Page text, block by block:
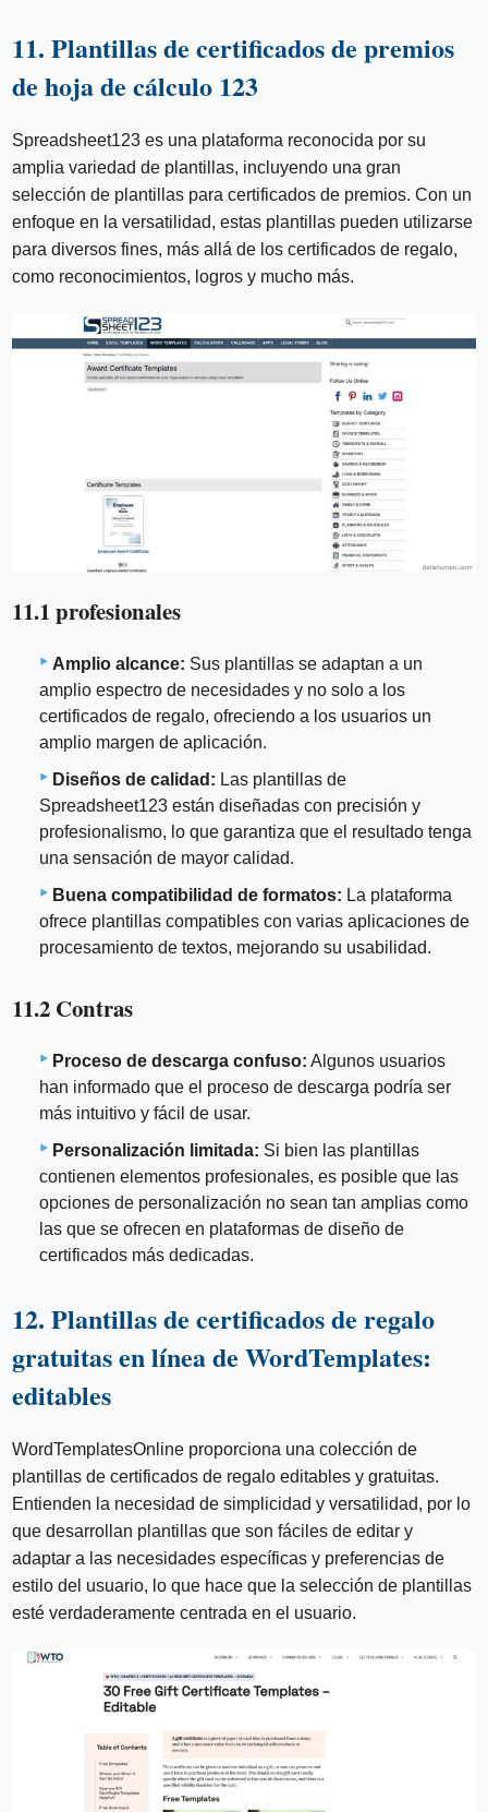
11. Plantillas de certificados de premios
de hoja de cálculo 123
Spreadsheet123 es una plataforma reconocida por su
amplia variedad de plantillas, incluyendo una gran
selección de plantillas para certificados de premios. Con un
enfoque en la versatilidad, estas plantillas pueden utilizarse
para diversos fines, más allá de los certificados de regalo,
como reconocimientos, logros y mucho más.
11.1 profesionales
Amplio alcance: Sus plantillas se adaptan a un
amplio espectro de necesidades y no solo a los
certificados de regalo, ofreciendo a los usuarios un
amplio margen de aplicación.
Diseños de calidad: Las plantillas de
Spreadsheet123 están diseñadas con precisión y
profesionalismo, lo que garantiza que el resultado tenga
una sensación de mayor calidad.
Buena compatibilidad de formatos: La plataforma
ofrece plantillas compatibles con varias aplicaciones de
procesamiento de textos, mejorando su usabilidad.
11.2 Contras
Proceso de descarga confuso: Algunos usuarios
han informado que el proceso de descarga podría ser
más intuitivo y fácil de usar.
Personalización limitada: Si bien las plantillas
contienen elementos profesionales, es posible que las
opciones de personalización no sean tan amplias como
las que se ofrecen en plataformas de diseño de
certificados más dedicadas.
12. Plantillas de certificados de regalo
gratuitas en línea de WordTemplates:
editables
WordTemplatesOnline proporciona una colección de
plantillas de certificados de regalo editables y gratuitas.
Entienden la necesidad de simplicidad y versatilidad, por lo
que desarrollan plantillas que son fáciles de editar y
adaptar a las necesidades específicas y preferencias de
estilo del usuario, lo que hace que la selección de plantillas
esté verdaderamente centrada en el usuario.